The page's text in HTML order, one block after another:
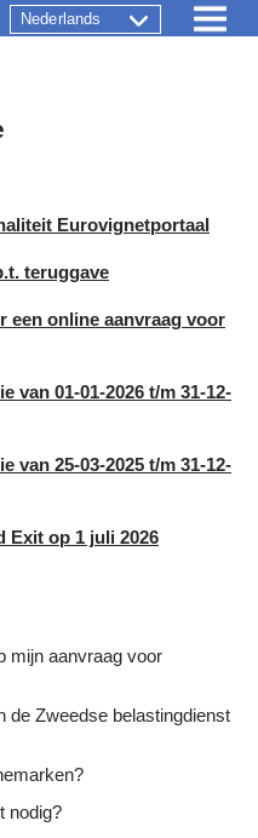
Nederlands
Eurovignetportaal
teruggave
een online aanvraag voor
van 01-01-2026 t/m 31-12-
van 25-03-2025 t/m 31-12-
Exit op 1 juli 2026
mijn aanvraag voor
de Zweedse belastingdienst
nodig?